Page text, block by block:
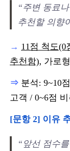
“주변 동료
추천할 의향
→ 11점 척도(0
추천함), 가로
⇒ 분석: 9~10
고객 / 0~6점
[문항 2] 이유
“앞선 점수